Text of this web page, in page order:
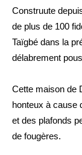
Construute
de plus de 100
Taïgbé dans la
délabrement
Cette maison de
honteux à cause
et des plafonds
de fougères.